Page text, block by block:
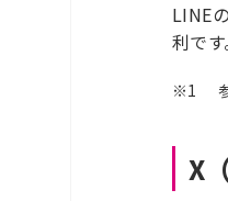
LINE
利で
※1
X